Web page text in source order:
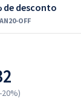
de desconto
OFF